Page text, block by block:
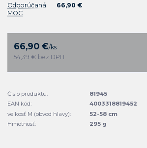
Odporúčaná
MOC
66,90 €
66,90 €/ks
54,39 € bez DPH
Číslo produktu:
81945
EAN kód:
4003318819452
veľkosť M (obvod hlavy):
52-58 cm
Hmotnosť:
295 g